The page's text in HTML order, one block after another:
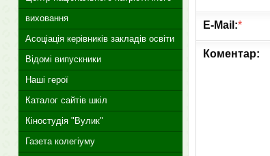
E-Mail:*
Коментар:
виховання
Асоціація керівників закладів освіти
Відомі випускники
Наші герої
Каталог сайтів шкіл
Кіностудія "Вулик"
Газета колегіуму